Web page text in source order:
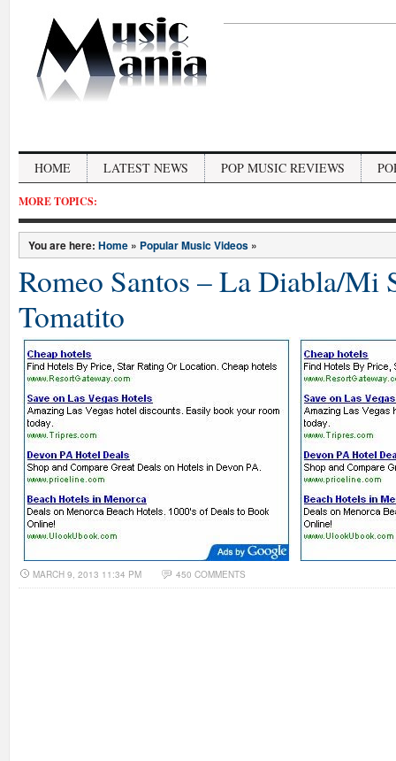
HOME LATEST NEWS POP MUSIC REVIEWS
MORE TOPICS:
You are here: Home » Popular Music Videos »
Romeo Santos – La Diabla/Mi
Tomatito
MARCH 9, 2013 11:34 PM 450 COMMENTS